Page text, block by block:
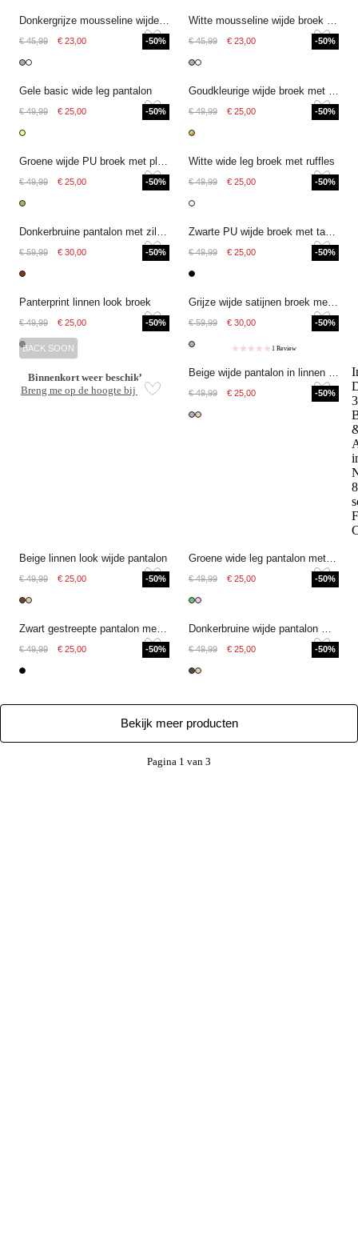
Donkergrijze mousseline wijde broek met pintuck
€ 45,99 € 23,00 -50%
Witte mousseline wijde broek met pintuck
€ 45,99 € 23,00 -50%
Gele basic wide leg pantalon
€ 49,99 € 25,00 -50%
Goudkleurige wijde broek met animal print
€ 49,99 € 25,00 -50%
Groene wijde PU broek met plooien
€ 49,99 € 25,00 -50%
Witte wide leg broek met ruffles
€ 49,99 € 25,00 -50%
Donkerbruine pantalon met zilverkleurige studs
€ 59,99 € 30,00 -50%
Zwarte PU wijde broek met tapes
€ 49,99 € 25,00 -50%
Panterprint linnen look broek
€ 49,99 € 25,00 -50%
Grijze wijde satijnen broek met pailletten tapes
€ 59,99 € 30,00 -50%
BACK SOON
Binnenkort weer beschikbaar
Breng me op de hoogte bij release
1 Review
Beige wijde pantalon in linnen look
€ 49,99 € 25,00 -50%
Beige linnen look wijde pantalon
€ 49,99 € 25,00 -50%
Groene wide leg pantalon met plooien
€ 49,99 € 25,00 -50%
Zwart gestreepte pantalon met pintuck
€ 49,99 € 25,00 -50%
Donkerbruine wijde pantalon met diagonale overslag
€ 49,99 € 25,00 -50%
Bekijk meer producten
Pagina 1 van 3